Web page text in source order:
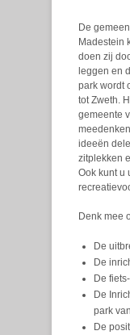
De
Madestein
doen zij
leggen en
park wordt
tot Zweth.
gemeente
meedenken.
ideeën
zitplekken
Ook kunt u
Denk mee
De
De
De
De
park
De